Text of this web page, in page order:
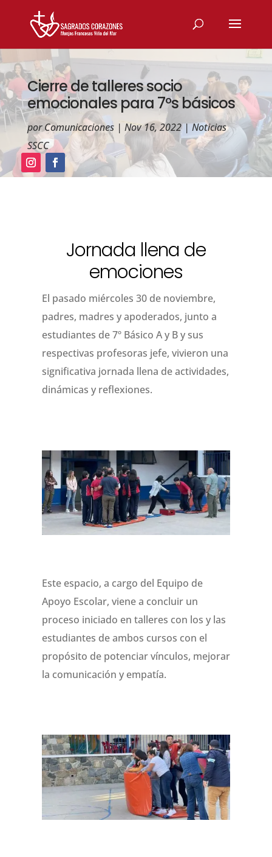
Cierre de talleres socio
emocionales para 7ºs básicos
porComunicaciones| Nov 16, 2022|Noticias
SSCC
Jornada llena de
emociones
El pasado miércoles 30 de noviembre,
padres, madres y apoderados, junto a
estudiantes de 7º Básico A y B y sus
respectivas profesoras jefe, vivieron una
significativa jornada llena de actividades,
dinámicas y reflexiones.
Este espacio, a cargo del Equipo de
Apoyo Escolar, viene a concluir un
proceso iniciado en talleres con los y las
estudiantes de ambos cursos con el
propósito de potenciar vínculos, mejorar
la comunicación y empatía.